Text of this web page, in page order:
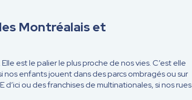
Montréalais et
est le palier le plus proche de nos vies. C’est elle
enfants jouent dans des parcs ombragés ou sur
d’ici ou des franchises de multinationales, si nos rues